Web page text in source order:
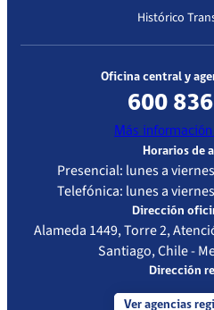
Histórico
Oficina central y
600
Más
Horarios de
Presencial: lunes a
Telefónica: lunes a
Dirección
Alameda 1449, Torre 2,
Santiago, Chile -
Dirección
Ver agencias